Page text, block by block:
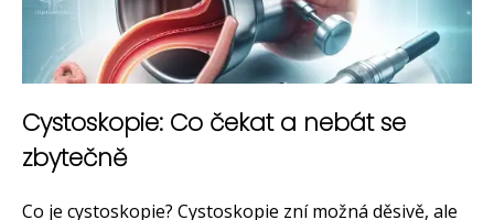
Cystoskopie: Co čekat a nebát se
zbytečně
Co je cystoskopie? Cystoskopie zní možná děsivě, ale